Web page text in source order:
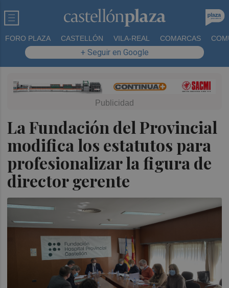
FORO PLAZA CASTELLÓN VILA-REAL COMARCAS
+ Seguir en Google
La Fundación del Provincial
modifica los estatutos para
profesionalizar la figura de
director gerente